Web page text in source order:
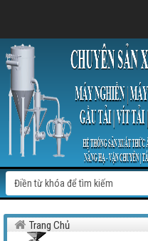
Trang Chủ